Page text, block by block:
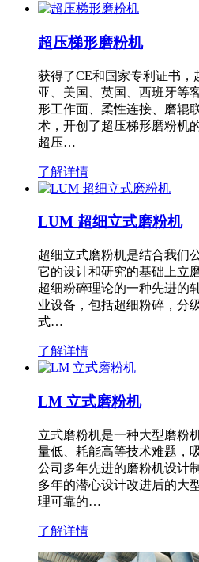
超压梯形磨粉机
获得了CE和国家专利证书，
亚、美国、英国、西班牙等
形工作面、柔性连接、磨辊
术，开创了超压梯形磨粉机
超压…
了解详情
LUM 超细立式磨粉机
超细立式磨粉机是结合我们
它的设计和研究的基础上立
超细粉碎理论的一种先进的
业设备，包括超细粉碎，分
式…
了解详情
LM 立式磨粉机
立式磨粉机是一种大型磨粉
量低、耗能高等技术难题，
公司多年先进的磨粉机设计
多年的潜心设计改进后的大
理可靠的…
了解详情